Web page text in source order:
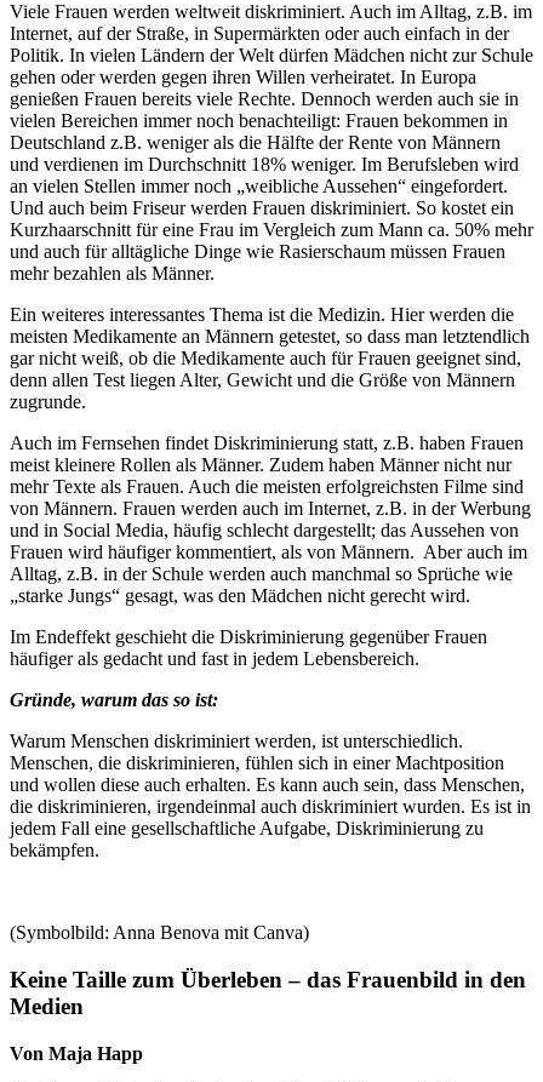
Viele Frauen werden weltweit diskriminiert. Auch im Alltag, z.B. im
Internet, auf der Straße, in Supermärkten oder auch einfach in der
Politik. In vielen Ländern der Welt dürfen Mädchen nicht zur Schule
gehen oder werden gegen ihren Willen verheiratet. In Europa
genießen Frauen bereits viele Rechte. Dennoch werden auch sie in
vielen Bereichen immer noch benachteiligt: Frauen bekommen in
Deutschland z.B. weniger als die Hälfte der Rente von Männern
und verdienen im Durchschnitt 18% weniger. Im Berufsleben wird
an vielen Stellen immer noch „weibliche Aussehen“ eingefordert.
Und auch beim Friseur werden Frauen diskriminiert. So kostet ein
Kurzhaarschnitt für eine Frau im Vergleich zum Mann ca. 50% mehr
und auch für alltägliche Dinge wie Rasierschaum müssen Frauen
mehr bezahlen als Männer.
Ein weiteres interessantes Thema ist die Medizin. Hier werden die
meisten Medikamente an Männern getestet, so dass man letztendlich
gar nicht weiß, ob die Medikamente auch für Frauen geeignet sind,
denn allen Test liegen Alter, Gewicht und die Größe von Männern
zugrunde.
Auch im Fernsehen findet Diskriminierung statt, z.B. haben Frauen
meist kleinere Rollen als Männer. Zudem haben Männer nicht nur
mehr Texte als Frauen. Auch die meisten erfolgreichsten Filme sind
von Männern. Frauen werden auch im Internet, z.B. in der Werbung
und in Social Media, häufig schlecht dargestellt; das Aussehen von
Frauen wird häufiger kommentiert, als von Männern. Aber auch im
Alltag, z.B. in der Schule werden auch manchmal so Sprüche wie
„starke Jungs“ gesagt, was den Mädchen nicht gerecht wird.
Im Endeffekt geschieht die Diskriminierung gegenüber Frauen
häufiger als gedacht und fast in jedem Lebensbereich.
Gründe, warum das so ist:
Warum Menschen diskriminiert werden, ist unterschiedlich.
Menschen, die diskriminieren, fühlen sich in einer Machtposition
und wollen diese auch erhalten. Es kann auch sein, dass Menschen,
die diskriminieren, irgendeinmal auch diskriminiert wurden. Es ist in
jedem Fall eine gesellschaftliche Aufgabe, Diskriminierung zu
bekämpfen.
(Symbolbild: Anna Benova mit Canva)
Keine Taille zum Überleben – das Frauenbild in den
Medien
Von Maja Happ